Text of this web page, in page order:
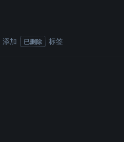
添加 已删除 标签